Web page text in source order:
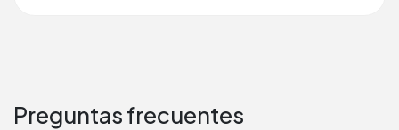
Preguntas frecuentes